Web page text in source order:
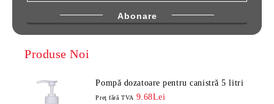
Produse Noi
Pompă dozatoare pentru canistră 5 litri
Preţ fără TVA 9.68Lei